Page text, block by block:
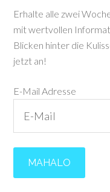
Erhalte alle zwei
mit wertvollen
Blicken hinter die
jetzt an!
E-Mail Adresse